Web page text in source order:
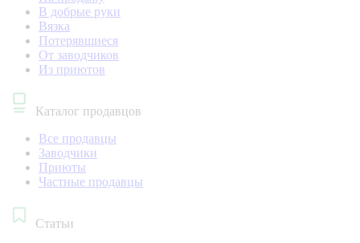
В добрые руки
Вязка
Потерявшиеся
От заводчиков
Из приютов
Каталог продавцов
Все продавцы
Заводчики
Приюты
Частные продавцы
Статьи